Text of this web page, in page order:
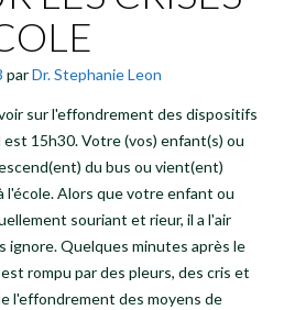
parDr. Stephanie Leon
sur l'effondrement des dispositifs
15h30. Votre (vos) enfant(s) ou
du bus ou vient(ent)
l'école. Alors que votre enfant ou
souriant et rieur, il a l'air
ignore. Quelques minutes après le
rompu par des pleurs, des cris et
l'effondrement des moyens de